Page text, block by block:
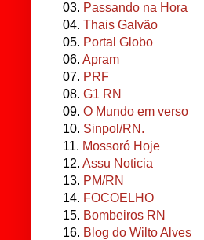
03. Passando na Hora
04. Thais Galvão
05. Portal Globo
06. Apram
07. PRF
08. G1 RN
09. O Mundo em verso
10. Sinpol/RN.
11. Mossoró Hoje
12. Assu Noticia
13. PM/RN
14. FOCOELHO
15. Bombeiros RN
16. Blog do Wilto Alves